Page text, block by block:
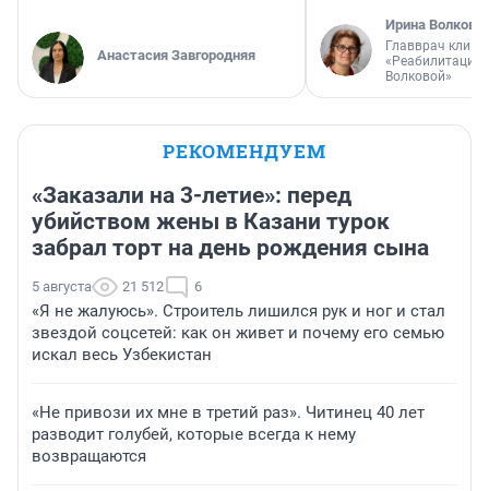
Анастасия Завгородняя
Ирина Волкова
Главврач
«Реабилитация
Волковой»
РЕКОМЕНДУЕМ
«Заказали на 3-летие»: перед
убийством жены в Казани турок
забрал торт на день рождения сына
5 августа 21 512 6
«Я не жалуюсь». Строитель лишился рук и ног и стал
звездой соцсетей: как он живет и почему его семью
искал весь Узбекистан
«Не привози их мне в третий раз». Читинец 40 лет
разводит голубей, которые всегда к нему
возвращаются